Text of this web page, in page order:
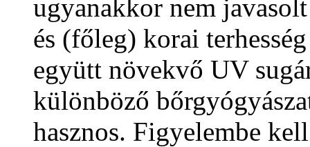
ugyanakkor nem
és (főleg) korai
együtt növekvő UV
különböző
hasznos. Figyelembe